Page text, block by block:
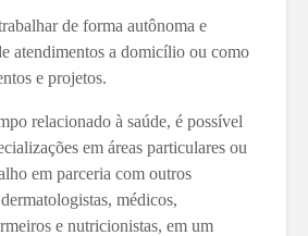
de forma autônoma e
atendimentos a domicílio ou como
e projetos.
relacionado à saúde, é possível
em áreas particulares ou
em parceria com outros
médicos,
e nutricionistas, em um